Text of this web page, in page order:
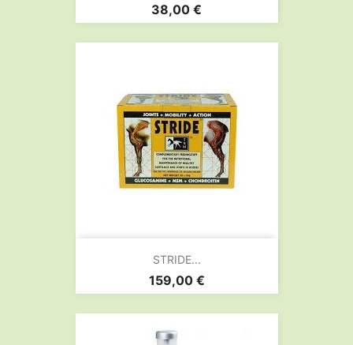
Prix
38,00 €
STRIDE...
Prix
159,00 €